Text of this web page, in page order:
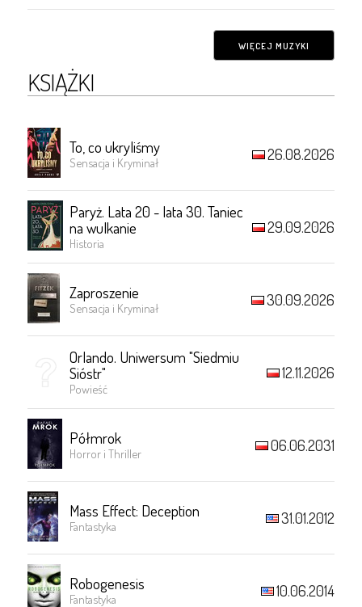
WIĘCEJ MUZYKI
KSIĄŻKI
To, co ukryliśmy
Sensacja i Kryminał 26.08.2026
Paryż. Lata 20 - lata 30. Taniec
na wulkanie
Historia
29.09.2026
Zaproszenie
Sensacja i Kryminał 30.09.2026
Orlando. Uniwersum "Siedmiu
Sióstr"
Powieść
12.11.2026
Półmrok
Horror i Thriller 06.06.2031
Mass Effect: Deception
Fantastyka 31.01.2012
Robogenesis
Fantastyka 10.06.2014